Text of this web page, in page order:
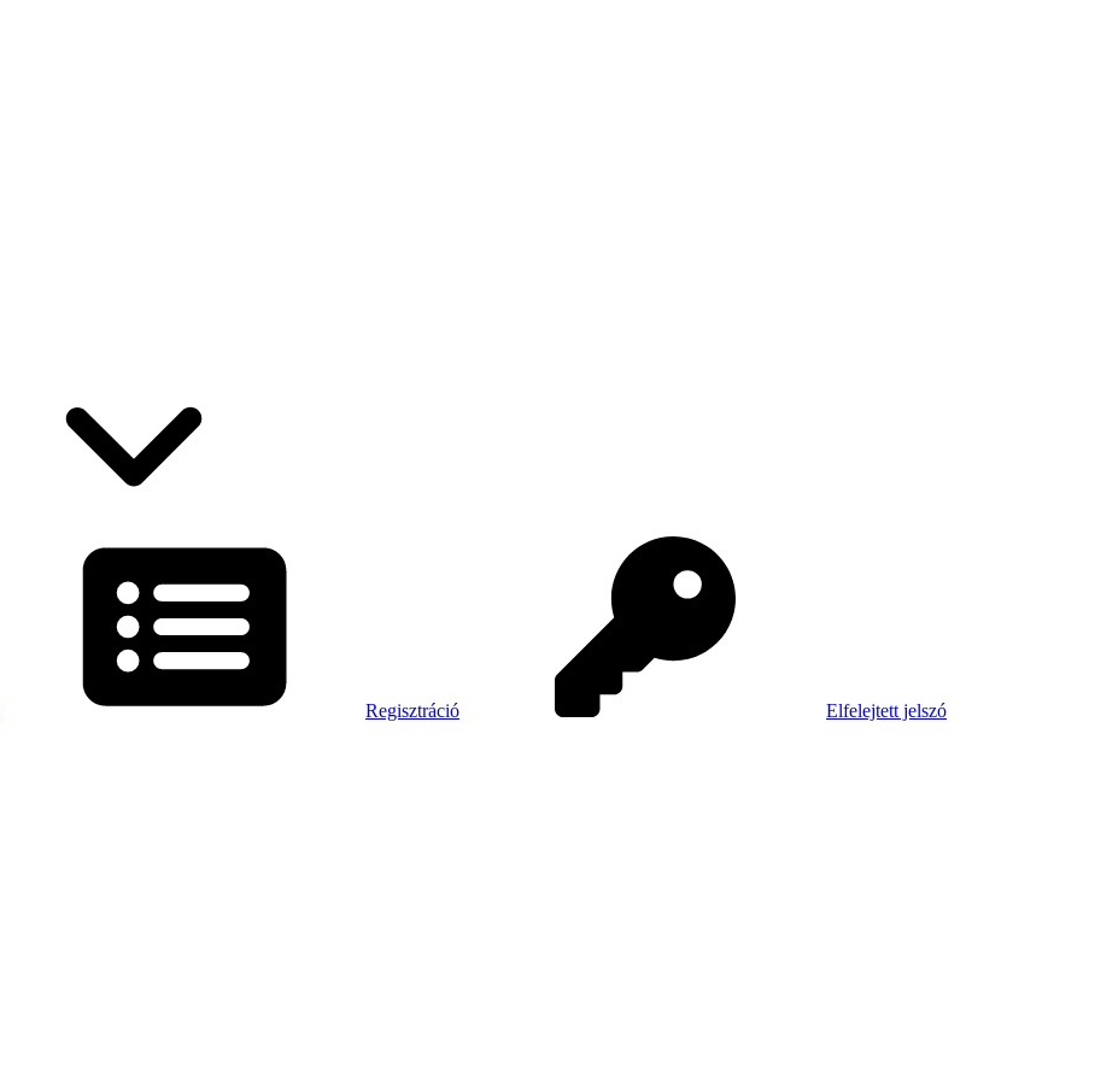
Regisztráció Elfelejtett jelszó